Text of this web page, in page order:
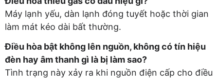
Máy lạnh yếu, dàn lạnh đóng tuyết hoặc thời gian
làm mát kéo dài bất thường.
Điều hòa bật không lên nguồn, không có tín hiệu
đèn hay âm thanh gì là bị làm sao?
Tình trạng này xảy ra khi nguồn điện cấp cho điều